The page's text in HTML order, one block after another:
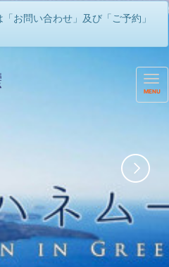
お問い合わせ」及び「ご予約」
MENU